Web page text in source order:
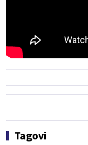
Tagovi